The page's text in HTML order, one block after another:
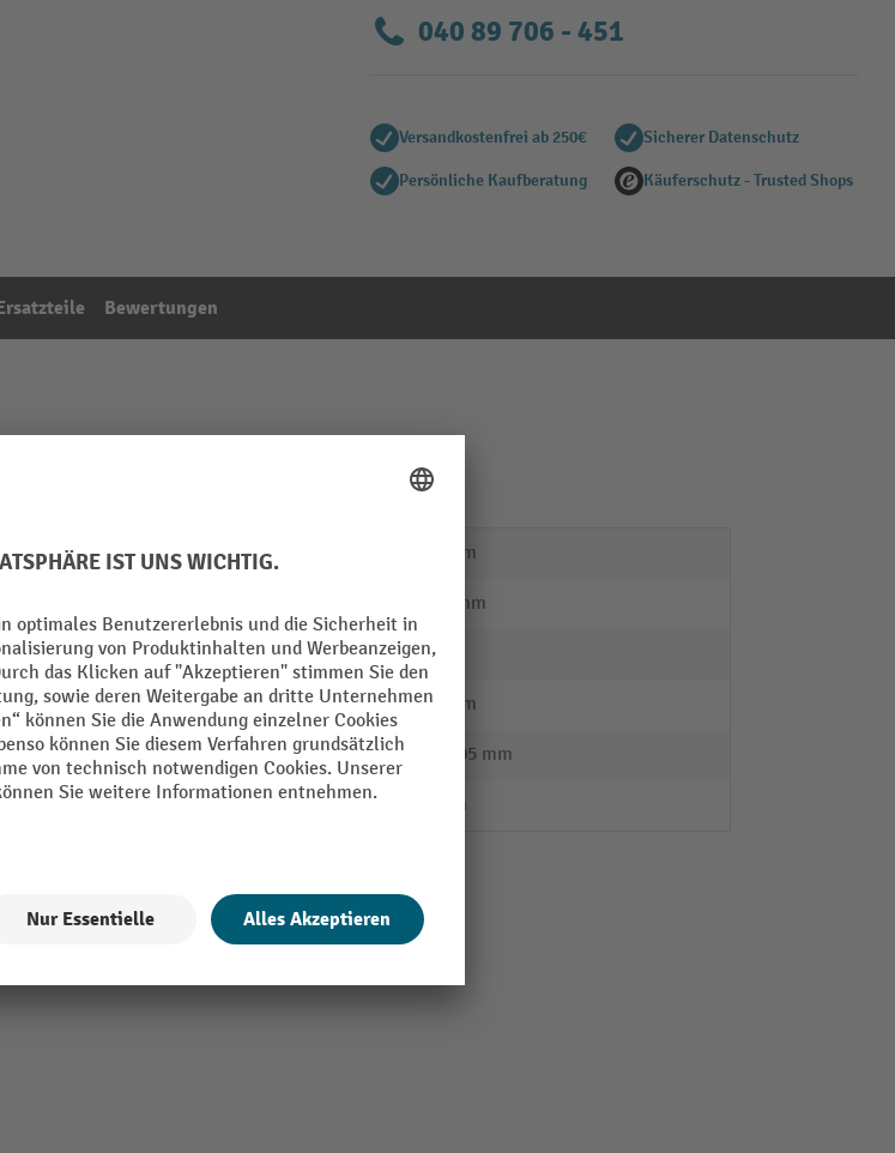
040 89 706 - 451
Versandkostenfrei ab 250€ Sicherer Datenschutz
Persönliche Kaufberatung Käuferschutz - Trusted Shops
Bewertungen
2.000 kg, Gabellänge 950 mm, Nylon
Gesamtbreite 520 mm
1320 mm
Griffausstattung Stahl
Hub 122 mm
Hubbereich 83 - 205 mm
Hubhöhe je Pumpschlag 10 mm
technische Details anzeigen